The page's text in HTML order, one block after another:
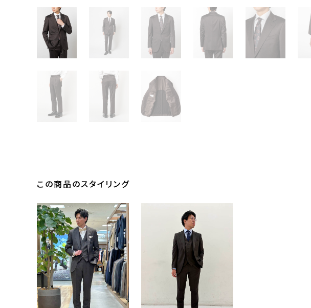
この商品のスタイリング